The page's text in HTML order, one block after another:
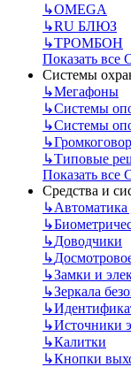
↳OMEGA
↳RU БЛЮЗ
↳ТРОМБОН
Показать все
Системы
↳Мегафоны
↳Системы
↳Системы
↳
↳Типовые
Показать
Средства и
↳Автоматика
↳
↳Доводчики
↳
↳Замки и
↳Зеркала
↳
↳Источники
↳Калитки
↳Кнопки